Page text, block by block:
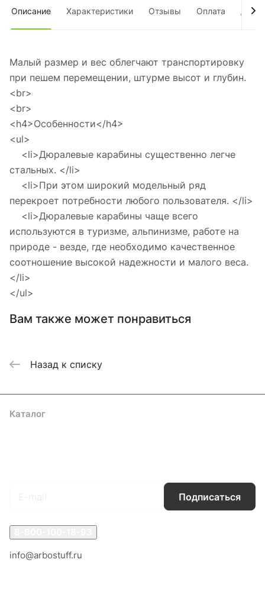
Описание Характеристики Отзывы Оплата
Малый размер и вес облегчают транспортировку
при пешем перемещении, штурме высот и глубин.
<br>
<br>
<h4>Особенности</h4>
<ul>
<li>Дюралевые карабины существенно легче
стальных. </li>
<li>При этом широкий модельный ряд
перекроет потребности любого пользователя. </li>
<li>Дюралевые карабины чаще всего
используются в туризме, альпинизме, работе на
природе - везде, где необходимо качественное
соотношение высокой надежности и малого веса.
</li>
</ul>
Вам также может понравиться
Назад к списку
Каталог
Подписаться
info@arbostuff.ru